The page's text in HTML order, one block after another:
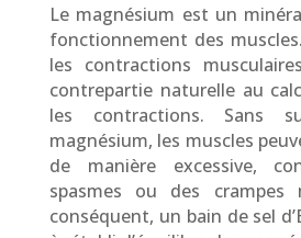
Le magnésium est un
fonctionnement des
les contractions
contrepartie naturelle au
les contractions. Sans
magnésium, les muscles
de manière excessive,
spasmes ou des crampes
conséquent, un bain de sel